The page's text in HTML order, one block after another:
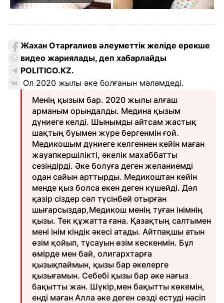
Жахан Отарғалиев әлеуметтік желіде ерекше
видео жариялады, деп хабарлайды
POLITICO.KZ.
Ол 2020 жылы әке болғанын мәләмдеді.
Менің қызым бар. 2020 жылы алғаш
арманым орындалды. Медина қызым
дүниеге келді. Шынымды айтсам жастық
шақтың буымен жүре бергенмін ғой.
Медикошым дүниеге келгеннен кейін маған
жауапкершілікті, әкелік махаббатты
сезіндірді. Әке болуға деген желаниемді
одан сайын арттырды. Медикоштан кейін
менде қыз болса екен деген күшейді. Дәл
қазір сіздер сәл түсінбей отырған
шығарсыздар,Медикош менің туған інімнің
қызы. Тек құжатта ғана. Қазақтың салтымен
мені інім кіндік әкесі атады. Айтпақшы атын
өзім қойып, тұсауын өзім кескенмін. Бұл
өмірде мен бай, олигархтарға
қызықпаймын, қызы бар әкелерге
қызығамын. Себебі қызы бар әке нағыз
бақытты жан. Шүкір,мен бақытты көкемін,
енді маған Алла әке деген сөзді естуді нәсіп